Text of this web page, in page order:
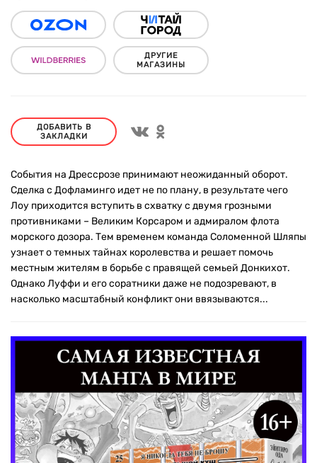
ДРУГИЕ
МАГАЗИНЫ
ДОБАВИТЬ В
ЗАКЛАДКИ
События на Дрессрозе принимают неожиданный оборот.
Сделка с Дофламинго идет не по плану, в результате чего
Лоу приходится вступить в схватку с двумя грозными
противниками – Великим Корсаром и адмиралом флота
морского дозора. Тем временем команда Соломенной Шляпы
узнает о темных тайнах королевства и решает помочь
местным жителям в борьбе с правящей семьей Донкихот.
Однако Луффи и его соратники даже не подозревают, в
насколько масштабный конфликт они ввязываются...